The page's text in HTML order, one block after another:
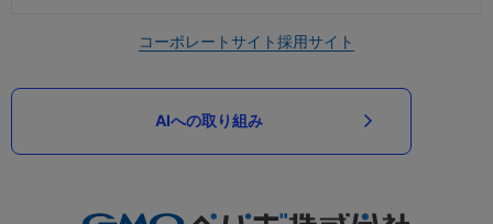
コーポレートサイト採用サイト
AIへの取り組み